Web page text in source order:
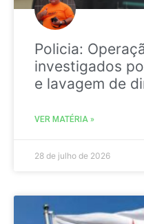
Policia:
investigados
e lavagem de
VER MATÉRIA »
28 de julho de 2026